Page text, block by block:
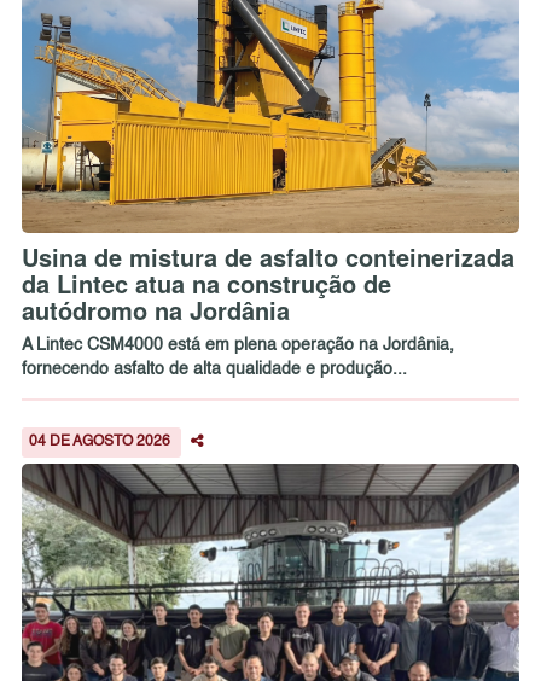
Usina de mistura de asfalto conteinerizada
da Lintec atua na construção de
autódromo na Jordânia
A Lintec CSM4000 está em plena operação na Jordânia,
fornecendo asfalto de alta qualidade e produção...
04 DE AGOSTO 2026